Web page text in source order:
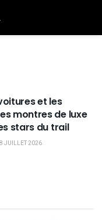
et les
montres de luxe
stars du trail
JUILLET 2026